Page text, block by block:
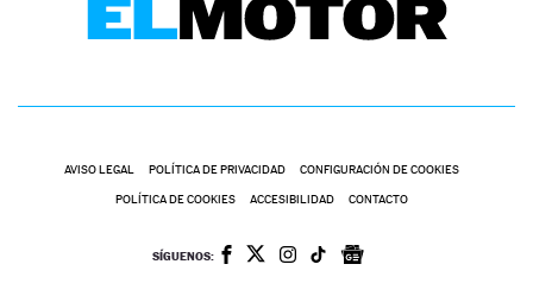
AVISO LEGAL POLÍTICA DE PRIVACIDAD CONFIGURACIÓN DE COOKIES
POLÍTICA DE COOKIES ACCESIBILIDAD CONTACTO
SÍGUENOS: